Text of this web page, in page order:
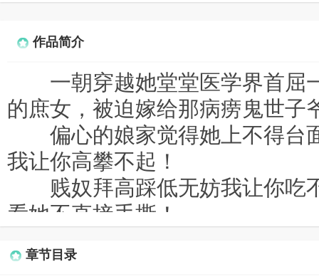
作品简介
一朝穿越她堂堂医学界首屈
的庶女，被迫嫁给那病痨鬼世子
偏心的娘家觉得她上不得台
我让你高攀不起！
贱奴拜高踩低无妨我让你吃
看她不直接手撕！
也别想带你走！
章节目录